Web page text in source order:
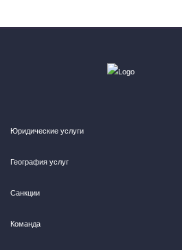
Юридические услуги
География услуг
Санкции
Команда